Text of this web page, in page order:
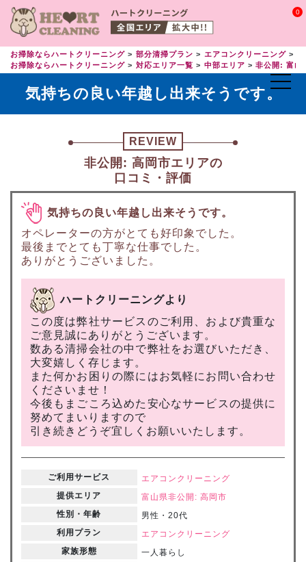
0
お掃除ならハートクリーニング 部分清掃プラン エアコンクリーニング
お掃除ならハートクリーニング
対応エリア一覧 中部エリア 非公開: 富山
気持ちの良い年越し出来そうです。
REVIEW
非公開: 高岡市エリアの
口コミ・評価
気持ちの良い年越し出来そうです。
オペレーターの方がとても好印象でした。
最後までとても丁寧な仕事でした。
ありがとうございました。
ハートクリーニングより
この度は弊社サービスのご利用、および貴重な
ご意見誠にありがとうございます。
数ある清掃会社の中で弊社をお選びいただき、
大変嬉しく存じます。
また何かお困りの際にはお気軽にお問い合わせ
くださいませ！
今後もまごころ込めた安心なサービスの提供に
努めてまいりますので
引き続きどうぞ宜しくお願いいたします。
ご利用サービス
エアコンクリーニング
提供エリア
富山県非公開: 高岡市
性別・年齢
男性・20代
利用プラン
エアコンクリーニング
家族形態
一人暮らし